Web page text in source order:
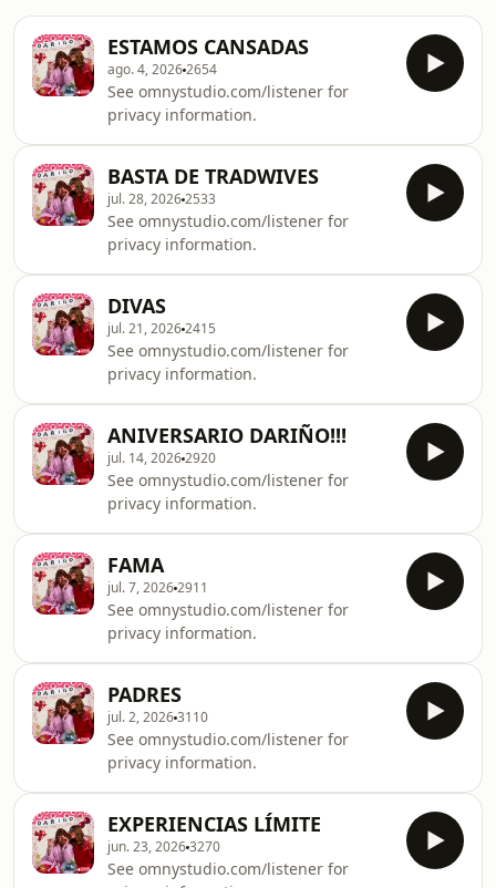
ESTAMOS CANSADAS
ago. 4, 20262654
See omnystudio.com/listener for
privacy information.
BASTA DE TRADWIVES
jul. 28, 20262533
See omnystudio.com/listener for
privacy information.
DIVAS
jul. 21, 20262415
See omnystudio.com/listener for
privacy information.
ANIVERSARIO DARIÑO!!!
jul. 14, 20262920
See omnystudio.com/listener for
privacy information.
FAMA
jul. 7, 20262911
See omnystudio.com/listener for
privacy information.
PADRES
jul. 2, 20263110
See omnystudio.com/listener for
privacy information.
EXPERIENCIAS LÍMITE
jun. 23, 20263270
See omnystudio.com/listener for